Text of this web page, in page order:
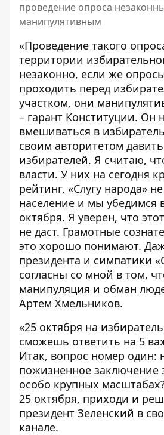
проведение опроса
манипулятивным
«Проведение такого
территории
незаконно, если же
проходить перед
участком, они
– гарант Конституции. Он
вмешиваться в
своим авторитетом
избирателей. Я считаю,
власти. У них на сегодня
рейтинг, «Слугу народа»
население и мы убедимся
октября. Я уверен, что
не даст. Грамотные
это хорошо понимают.
президента и симпатики
согласны со мной в том,
манипуляция и обман
Артем Хмельников.
«25 октября на
сможешь ответить на 5
Итак, вопрос номер один:
пожизненное заключение
особо крупных
25 октября, приходи и
президент Зеленский в
канале.